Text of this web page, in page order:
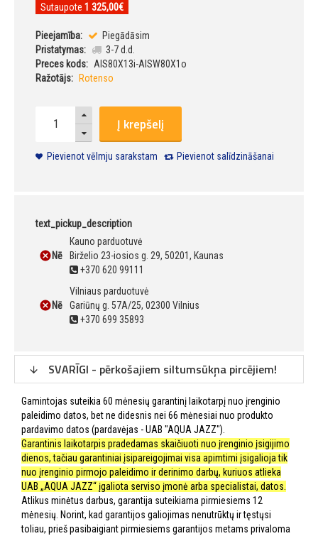
Sutaupote 1 325,00€
Pieejamība:
Piegādāsim
Pristatymas:
3-7 d.d.
Preces kods: AIS80X13i-AISW80X1o
Ražotājs:
Rotenso
Į krepšelį
Pievienot vēlmju sarakstam Pievienot salīdzināšanai
text_pickup_description
Nē
Kauno parduotuvė
Birželio 23-iosios g. 29, 50201, Kaunas
+370 620 99111
Nē
Vilniaus parduotuvė
Gariūnų g. 57A/25, 02300 Vilnius
+370 699 35893
SVARĪGI - pērkošajiem siltumsūkņa pircējiem!
Gamintojas suteikia 60 mėnesių garantinį laikotarpį nuo įrenginio
paleidimo datos, bet ne didesnis nei 66 mėnesiai nuo produkto
pardavimo datos (pardavėjas - UAB "AQUA JAZZ").
Garantinis laikotarpis pradedamas skaičiuoti nuo įrenginio įsigijimo
dienos, tačiau garantiniai įsipareigojimai visa apimtimi įsigalioja tik
nuo įrenginio pirmojo paleidimo ir derinimo darbų, kuriuos atlieka
UAB „AQUA JAZZ“ įgaliota serviso įmonė arba specialistai, datos.
Atlikus minėtus darbus, garantija suteikiama pirmiesiems 12
mėnesių. Norint, kad garantijos galiojimas nenutrūktų ir tęstųsi
toliau, prieš pasibaigiant pirmiesiems garantijos metams privaloma